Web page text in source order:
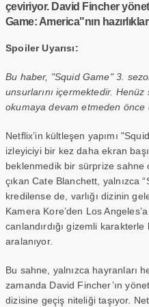
çeviriyor. David Fincher
Game: America"nın
Spoiler Uyarısı:
Bu haber, "Squid Game" 3.
unsurlarını içermektedir. Henüz
okumaya devam etmeden önce
Netflix’in kültleşen yapımı
izleyiciyi bir kez daha ekran
beklenmedik bir sürprize sahne
çıkan Cate Blanchett, yalnızca
kredilense de, varlığı dizinin
Kamera Kore’den Los
canlandırdığı gizemli
aralanıyor.
Bu sahne, yalnızca hayranları
zamanda David Fincher’ın
dizisine geçiş niteliği taşıyor.